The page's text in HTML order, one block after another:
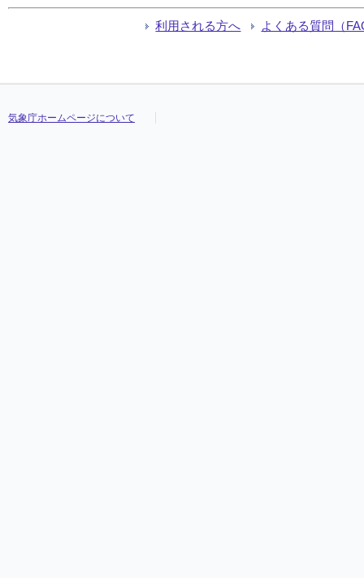
利用される方へ よくある質問（
気象庁ホームページについて